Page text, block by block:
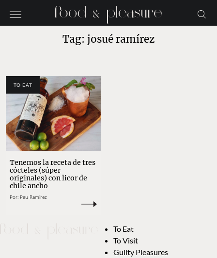
Tag: josué ramírez
TO EAT
Tenemos la receta de tres
cócteles (súper
originales) con licor de
chile ancho
Por: Pau Ramírez
To Eat
To Visit
Guilty Pleasures